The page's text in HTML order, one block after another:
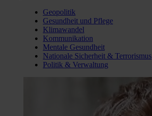
Geopolitik
Gesundheit und Pflege
Klimawandel
Kommunikation
Mentale Gesundheit
Nationale Sicherheit & Terrorismus
Politik & Verwaltung